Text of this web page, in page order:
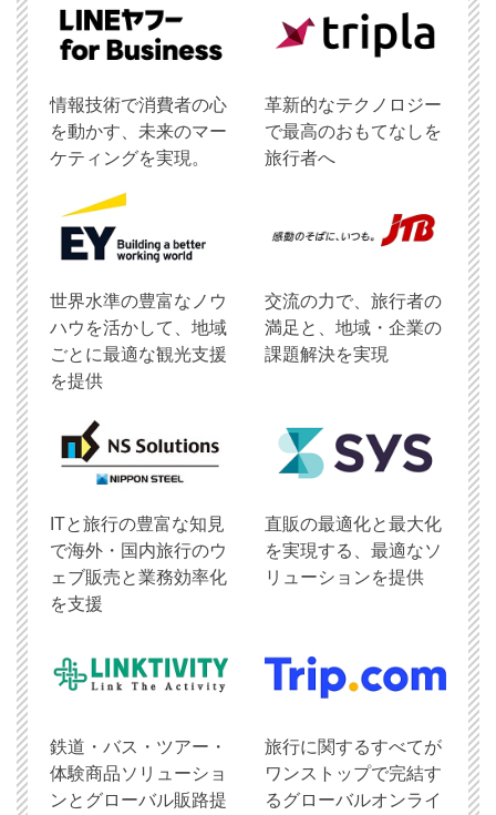
情報技術で消費者の心
を動かす、未来のマー
ケティングを実現。
革新的なテクノロジー
で最高のおもてなしを
旅行者へ
世界水準の豊富なノウ
ハウを活かして、地域
ごとに最適な観光支援
を提供
交流の力で、旅行者の
満足と、地域・企業の
課題解決を実現
ITと旅行の豊富な知見
で海外・国内旅行のウ
ェブ販売と業務効率化
を支援
直販の最適化と最大化
を実現する、最適なソ
リューションを提供
鉄道・バス・ツアー・
体験商品ソリューショ
ンとグローバル販路提
旅行に関するすべてが
ワンストップで完結す
るグローバルオンライ